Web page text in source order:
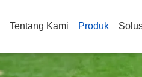
Tentang Kami Produk